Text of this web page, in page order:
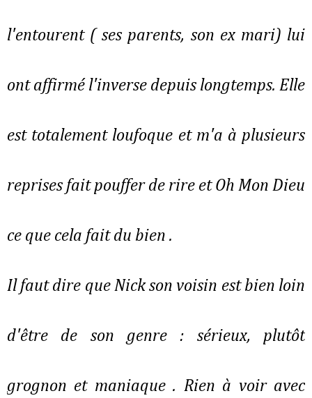
l'entourent ( ses parents, son ex mari) lui
ont affirmé l'inverse depuis longtemps. Elle
est totalement loufoque et m'a à plusieurs
reprises fait pouffer de rire et Oh Mon Dieu
ce que cela fait du bien .
Il faut dire que Nick son voisin est bien loin
d'être de son genre : sérieux, plutôt
grognon et maniaque . Rien à voir avec